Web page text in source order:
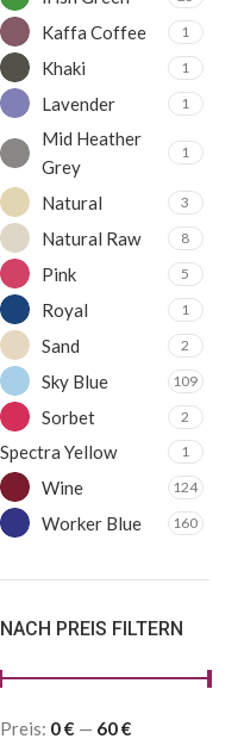
Kaffa Coffee 1
Khaki 1
Lavender 1
Mid Heather
Grey
1
Natural 3
Natural Raw 8
Pink 5
Royal 1
Sand 2
Sky Blue 109
Sorbet 2
Spectra Yellow 1
Wine 124
Worker Blue 160
NACH PREIS FILTERN
Preis: 0 € — 60 €